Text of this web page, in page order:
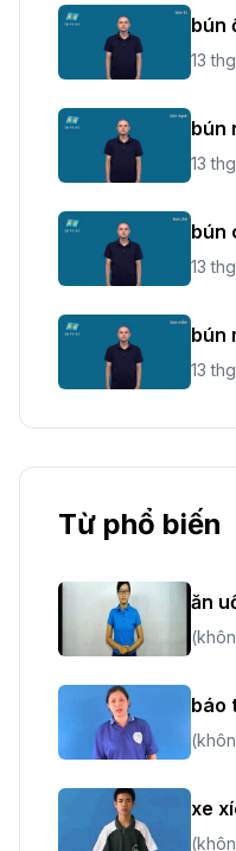
bún
13
bún
13
bún
13
bún
13
Từ phổ biến
ăn
báo
xe